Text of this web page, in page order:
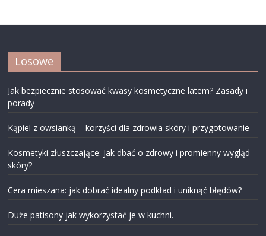
Losowe
Jak bezpiecznie stosować kwasy kosmetyczne latem? Zasady i
porady
Kąpiel z owsianką – korzyści dla zdrowia skóry i przygotowanie
Kosmetyki złuszczające: Jak dbać o zdrowy i promienny wygląd
skóry?
Cera mieszana: jak dobrać idealny podkład i uniknąć błędów?
Duże patisony jak wykorzystać je w kuchni.